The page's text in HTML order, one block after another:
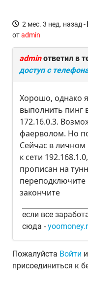
2 мес. 3 нед. назад -
отadmin
adminответил в
доступ с
Хорошо, однако
выполнить пинг
172.16.0.3.
фаерволом. Но
Сейчас в личном
к сети
прописан на
переподключите
закончите
если все
сюда -
Пожалуйста Войти
присоединиться к